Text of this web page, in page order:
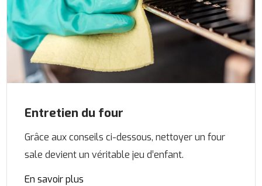
Entretien du four
Grâce aux conseils ci-dessous, nettoyer un four
sale devient un véritable jeu d’enfant.
En savoir plus